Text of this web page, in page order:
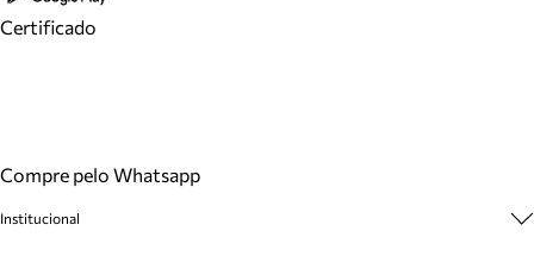
Certificado
Compre pelo Whatsapp
Institucional